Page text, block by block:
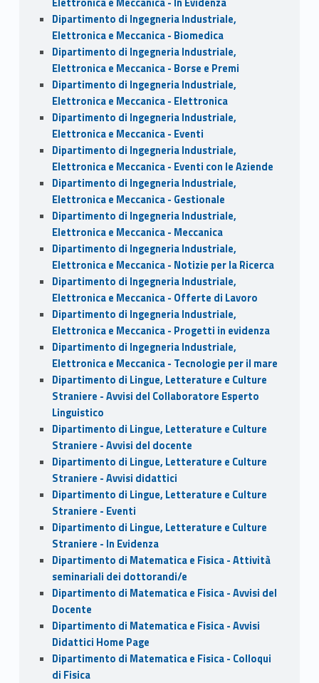
Dipartimento di Ingegneria Industriale,
Elettronica e Meccanica - Biomedica
Dipartimento di Ingegneria Industriale,
Elettronica e Meccanica - Borse e Premi
Dipartimento di Ingegneria Industriale,
Elettronica e Meccanica - Elettronica
Dipartimento di Ingegneria Industriale,
Elettronica e Meccanica - Eventi
Dipartimento di Ingegneria Industriale,
Elettronica e Meccanica - Eventi con le Aziende
Dipartimento di Ingegneria Industriale,
Elettronica e Meccanica - Gestionale
Dipartimento di Ingegneria Industriale,
Elettronica e Meccanica - Meccanica
Dipartimento di Ingegneria Industriale,
Elettronica e Meccanica - Notizie per la Ricerca
Dipartimento di Ingegneria Industriale,
Elettronica e Meccanica - Offerte di Lavoro
Dipartimento di Ingegneria Industriale,
Elettronica e Meccanica - Progetti in evidenza
Dipartimento di Ingegneria Industriale,
Elettronica e Meccanica - Tecnologie per il mare
Dipartimento di Lingue, Letterature e Culture
Straniere - Avvisi del Collaboratore Esperto
Linguistico
Dipartimento di Lingue, Letterature e Culture
Straniere - Avvisi del docente
Dipartimento di Lingue, Letterature e Culture
Straniere - Avvisi didattici
Dipartimento di Lingue, Letterature e Culture
Straniere - Eventi
Dipartimento di Lingue, Letterature e Culture
Straniere - In Evidenza
Dipartimento di Matematica e Fisica - Attività
seminariali dei dottorandi/e
Dipartimento di Matematica e Fisica - Avvisi del
Docente
Dipartimento di Matematica e Fisica - Avvisi
Didattici Home Page
Dipartimento di Matematica e Fisica - Colloqui
di Fisica